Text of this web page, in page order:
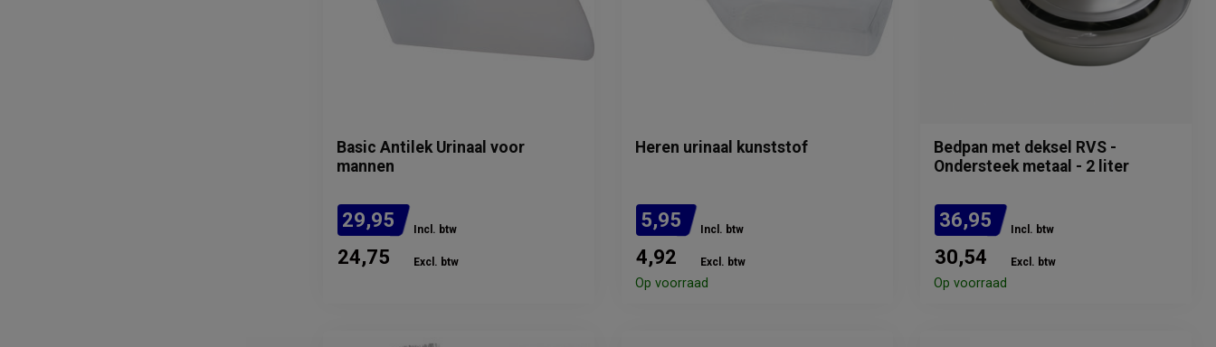
Basic Antilek Urinaal voor
mannen
29,95 Incl. btw
24,75 Excl. btw
Heren urinaal kunststof
5,95 Incl. btw
4,92 Excl. btw
Op voorraad
Bedpan met deksel RVS -
Ondersteek metaal - 2 liter
36,95 Incl. btw
30,54 Excl. btw
Op voorraad